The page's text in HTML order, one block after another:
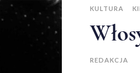
KULTURA
REDAKCJA